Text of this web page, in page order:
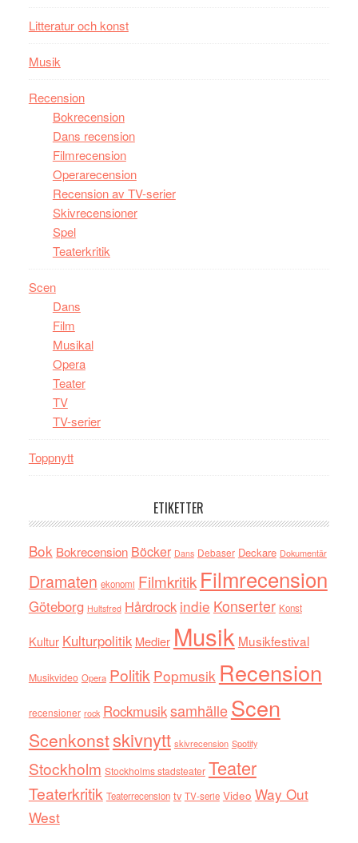
Litteratur och konst
Musik
Recension
Bokrecension
Dans recension
Filmrecension
Operarecension
Recension av TV-serier
Skivrecensioner
Spel
Teaterkritik
Scen
Dans
Film
Musikal
Opera
Teater
TV
TV-serier
Toppnytt
ETIKETTER
Bok Bokrecension Böcker Dans Debaser Deckare Dokumentär
Dramaten ekonomi Filmkritik Filmrecension
Göteborg Hultsfred Hårdrock indie Konserter Konst
Kultur Kulturpolitik Medier Musik Musikfestival
Musikvideo Opera Politik Popmusik Recension
recensioner rock RockmusiksamhälleScen
Scenkonstskivnytt skivrecension Spotify
Stockholm Stockholms stadsteater Teater
Teaterkritik Teaterrecension tv TV-serie Video Way Out
West